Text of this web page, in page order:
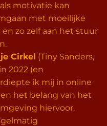
motivatie kan
met moeilijke
zo zelf aan het stuur
Cirkel (Tiny Sanders,
2022 (en
ik mij in online
het belang van het
hiervoor.